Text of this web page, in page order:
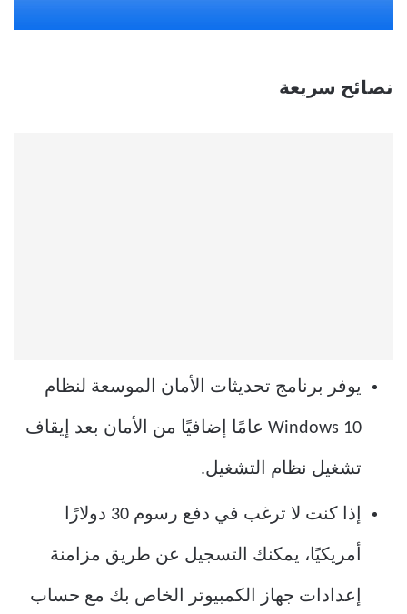
نصائح سريعة
يوفر برنامج تحديثات الأمان الموسعة لنظام
Windows 10 عامًا إضافيًا من الأمان بعد إيقاف
تشغيل نظام التشغيل.
إذا كنت لا ترغب في دفع رسوم 30 دولارًا
أمريكيًا، يمكنك التسجيل عن طريق مزامنة
إعدادات جهاز الكمبيوتر الخاص بك مع حساب